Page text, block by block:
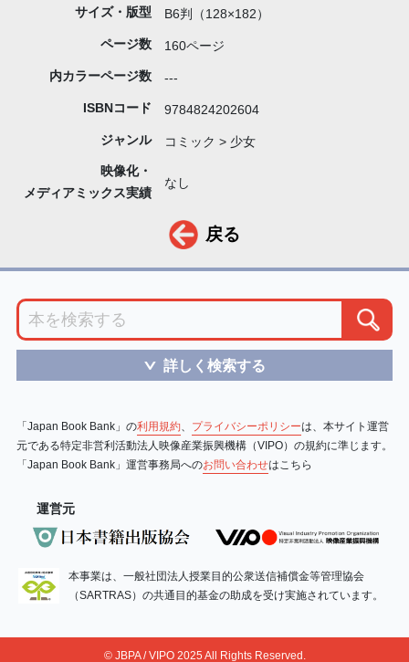
サイズ・版型 B6判（128×182）
ページ数 160ページ
内カラーページ数 ---
ISBNコード 9784824202604
ジャンル コミック > 少女
映像化・
メディアミックス実績
なし
戻る
＞ 詳しく検索する
「Japan Book Bank」の利用規約、 プライバシーポリシーは、本サイト運営
元である特定非営利活動法人映像産業振興機構（VIPO）の規約に準じます。
「Japan Book Bank」運営事務局へのお問い合わせはこちら
運営元
本事業は、一般社団法人授業目的公衆送信補償金等管理協会
（SARTRAS）の共通目的基金の助成を受け実施されています。
© JBPA / VIPO 2025 All Rights Reserved.